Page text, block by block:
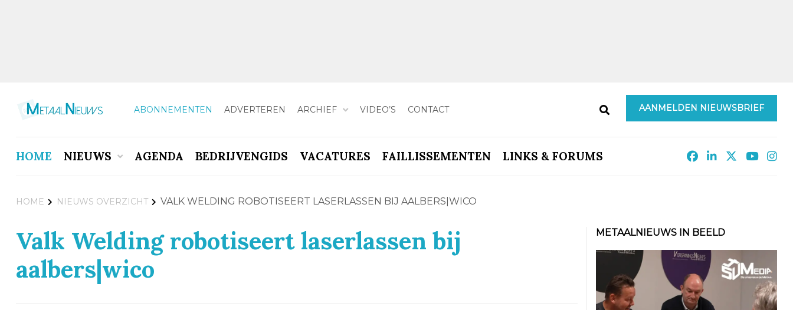
ABONNEMENTEN ADVERTEREN ARCHIEF VIDEO’S CONTACT AANMELDEN NIEUWSBRIEF
HOME NIEUWS AGENDA BEDRIJVENGIDS VACATURES FAILLISSEMENTEN LINKS & FORUMS
HOME NIEUWS OVERZICHT VALK WELDING ROBOTISEERT LASERLASSEN BIJ AALBERS|WICO
Valk Welding robotiseert laserlassen bij
aalbers|wico
METAALNIEUWS IN BEELD